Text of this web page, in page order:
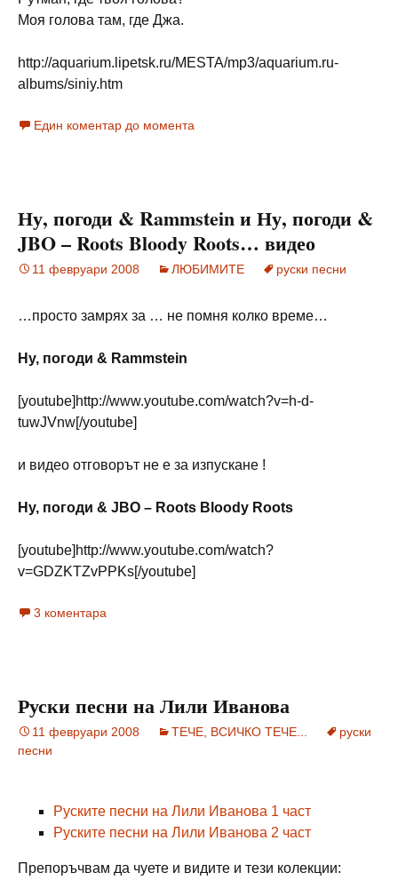
Моя голова там, где Джа.
http://aquarium.lipetsk.ru/MESTA/mp3/aquarium.ru-
albums/siniy.htm
Един коментар до момента
Ну, погоди & Rammstein и Ну, погоди &
JBO – Roots Bloody Roots… видео
11 февруари 2008 ЛЮБИМИТЕ руски песни
…просто замрях за … не помня колко време…
Ну, погоди & Rammstein
[youtube]http://www.youtube.com/watch?v=h-d-
tuwJVnw[/youtube]
и видео отговорът не е за изпускане !
Ну, погоди & JBO – Roots Bloody Roots
[youtube]http://www.youtube.com/watch?
v=GDZKTZvPPKs[/youtube]
3 коментара
Руски песни на Лили Иванова
11 февруари 2008 ТЕЧЕ, ВСИЧКО ТЕЧЕ...
руски
песни
Руските песни на Лили Иванова 1 част
Руските песни на Лили Иванова 2 част
Препоръчвам да чуете и видите и тези колекции: